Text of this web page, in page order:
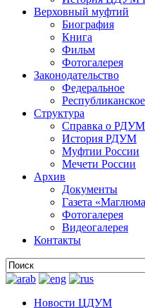
Верховный муфтий
Биография
Книга
Фильм
Фотогалерея
Законодательство
Федеральное
Республиканское
Структура
Справка о РДУМ
История РДУМ
Муфтии России
Мечети России
Архив
Документы
Газета
Фотогалерея
Видеогалерея
Контакты
Новости ЦДУМ